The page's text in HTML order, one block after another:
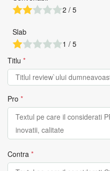
2 / 5
Slab
1 / 5
Titlu *
Pro *
Contra *